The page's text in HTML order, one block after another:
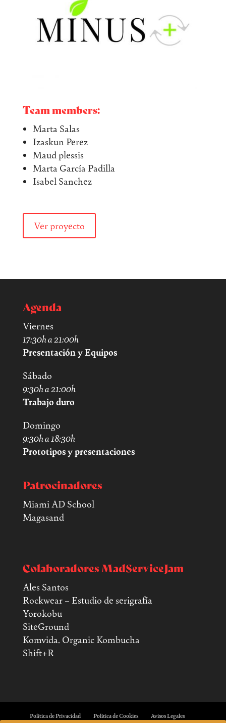
Team members:
Marta Salas
Izaskun Perez
Maud plessis
Marta García Padilla
Isabel Sanchez
Ver proyecto
Agenda
Viernes
17:30h a 21:00h
Presentación y Equipos
Sábado
9:30h a 21:00h
Trabajo duro
Domingo
9:30h a 18:30h
Prototipos y presentaciones
Patrocinadores
Miami AD School
Magasand
Colaboradores MadServiceJam
Ales Santos
Rockwear – Estudio de serigrafía
Yorokobu
SiteGround
Komvida. Organic Kombucha
Shift+R
Política de Privacidad Política de Cookies Avisos Legales